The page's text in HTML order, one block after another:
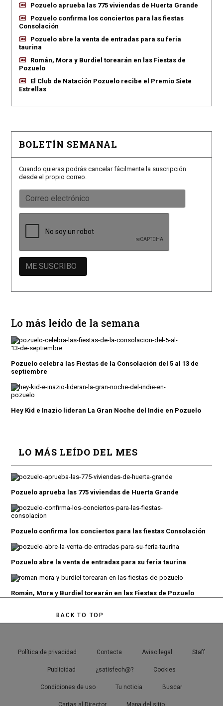
Pozuelo aprueba las 775 viviendas de Huerta Grande
Pozuelo confirma los conciertos para las fiestas
Consolación
Pozuelo abre la venta de entradas para su feria
taurina
Román, Mora y Burdiel torearán en las Fiestas de
Pozuelo
El Club de Natación Pozuelo recibe el Premio Siete
Estrellas
BOLETÍN SEMANAL
Cuando quieras podrás cancelar fácilmente la suscripción
desde el propio correo.
Lo más leído de la semana
Pozuelo celebra las Fiestas de la Consolación del 5 al 13 de
septiembre
Hey Kid e Inazio lideran La Gran Noche del Indie en Pozuelo
LO MÁS LEÍDO DEL MES
Pozuelo aprueba las 775 viviendas de Huerta Grande
Pozuelo confirma los conciertos para las fiestas Consolación
Pozuelo abre la venta de entradas para su feria taurina
Román, Mora y Burdiel torearán en las Fiestas de Pozuelo
BACK TO TOP
Política de privacidad Contacta Aviso legal Staff
Publicidad ¿satisfech@? Cookies
Condiciones de uso Tu noticia Buscar
Cartas al Director Mapa del sitio